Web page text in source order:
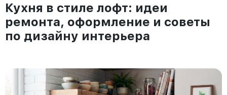
Кухня в стиле лофт: идеи
ремонта, оформление и советы
по дизайну интерьера